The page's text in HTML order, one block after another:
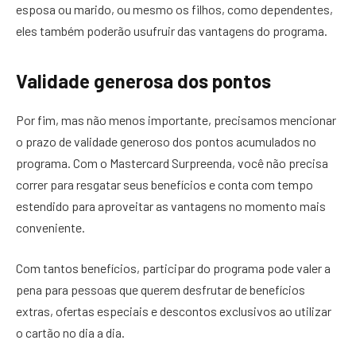
esposa ou marido, ou mesmo os filhos, como dependentes,
eles também poderão usufruir das vantagens do programa.
Validade generosa dos pontos
Por fim, mas não menos importante, precisamos mencionar
o prazo de validade generoso dos pontos acumulados no
programa. Com o Mastercard Surpreenda, você não precisa
correr para resgatar seus benefícios e conta com tempo
estendido para aproveitar as vantagens no momento mais
conveniente.
Com tantos benefícios, participar do programa pode valer a
pena para pessoas que querem desfrutar de benefícios
extras, ofertas especiais e descontos exclusivos ao utilizar
o cartão no dia a dia.